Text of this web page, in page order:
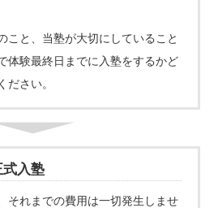
こと、当塾が大切にしていること
体験最終日までに入塾をするかど
ださい。
入塾
それまでの費用は一切発生しませ